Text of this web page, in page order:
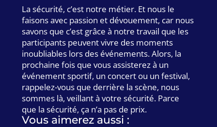
La sécurité, c’est notre métier. Et nous le
faisons avec passion et dévouement, car nous
savons que c’est grâce à notre travail que les
participants peuvent vivre des moments
inoubliables lors des événements. Alors, la
prochaine fois que vous assisterez à un
événement sportif, un concert ou un festival,
rappelez-vous que derrière la scène, nous
sommes là, veillant à votre sécurité. Parce
que la sécurité, ça n’a pas de prix.
Vous aimerez aussi :